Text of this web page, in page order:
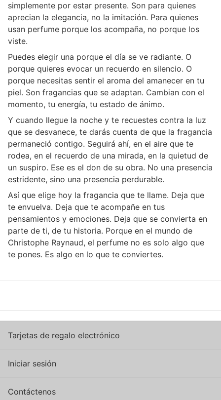
simplemente por estar presente. Son para quienes
aprecian la elegancia, no la imitación. Para quienes
usan perfume porque los acompaña, no porque los
viste.
Puedes elegir una porque el día se ve radiante. O
porque quieres evocar un recuerdo en silencio. O
porque necesitas sentir el aroma del amanecer en tu
piel. Son fragancias que se adaptan. Cambian con el
momento, tu energía, tu estado de ánimo.
Y cuando llegue la noche y te recuestes contra la luz
que se desvanece, te darás cuenta de que la fragancia
permaneció contigo. Seguirá ahí, en el aire que te
rodea, en el recuerdo de una mirada, en la quietud de
un suspiro. Ese es el don de su obra. No una presencia
estridente, sino una presencia perdurable.
Así que elige hoy la fragancia que te llame. Deja que
te envuelva. Deja que te acompañe en tus
pensamientos y emociones. Deja que se convierta en
parte de ti, de tu historia. Porque en el mundo de
Christophe Raynaud, el perfume no es solo algo que
te pones. Es algo en lo que te conviertes.
Tarjetas de regalo electrónico
Iniciar sesión
Contáctenos